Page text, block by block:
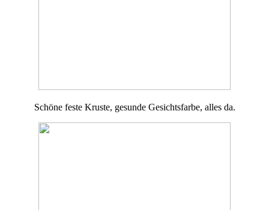
Schöne feste Kruste, gesunde Gesichtsfarbe, alles da.